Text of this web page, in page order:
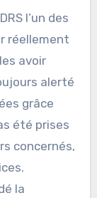
l’un des
réellement
avoir
alerté
grâce
été prises
concernés,
la